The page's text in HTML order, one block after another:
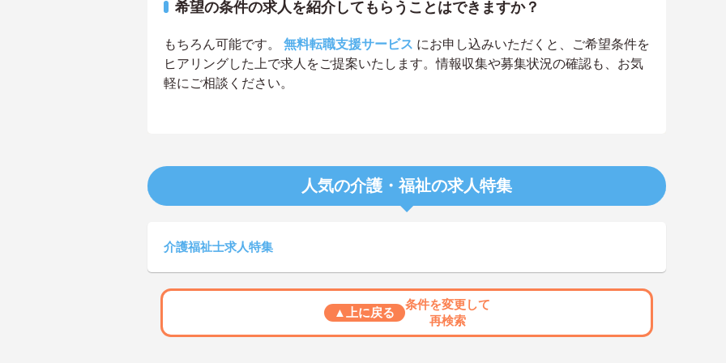
希望の条件の求人を紹介してもらうことはできますか？
もちろん可能です。 無料転職支援サービス にお申し込みいただくと、ご希望条件を
ヒアリングした上で求人をご提案いたします。情報収集や募集状況の確認も、お気
軽にご相談ください。
人気の介護・福祉の求人特集
介護福祉士求人特集
▲上に戻る
条件を変更して
再検索